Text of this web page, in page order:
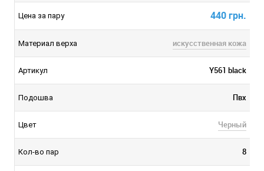
Цена за пару 440 грн.
Материал верха искусственная кожа
Артикул Y561 black
Подошва Пвх
Цвет Черный
Кол-во пар 8